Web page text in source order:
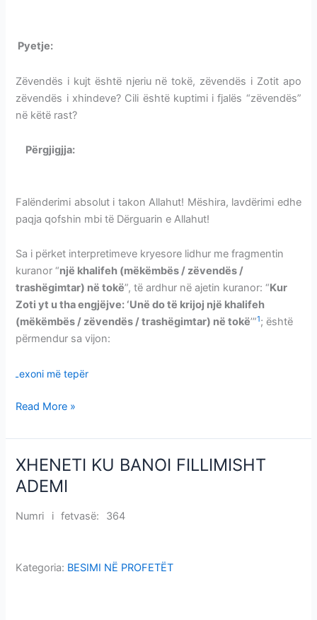
Pyetje:
Zëvendës i kujt është njeriu në tokë, zëvendës i Zotit apo
zëvendës i xhindeve? Cili është kuptimi i fjalës “zëvendës”
në këtë rast?
Përgjigjja:
Falënderimi absolut i takon Allahut! Mëshira, lavdërimi edhe
paqja qofshin mbi të Dërguarin e Allahut!
Sa i përket interpretimeve kryesore lidhur me fragmentin
kuranor “një khalifeh (mëkëmbës / zëvendës /
trashëgimtar) në tokë”, të ardhur në ajetin kuranor: “Kur
Zoti yt u tha engjëjve: ‘Unë do të krijoj një khalifeh
(mëkëmbës / zëvendës / trashëgimtar) në tokë’”1; është
përmendur sa vijon:
Lexoni më tepër
Read More »
XHENETI KU BANOI FILLIMISHT
ADEMI
Numri i fetvasë: 364
Kategoria: BESIMI NË PROFETËT
XHENETI
KU
BANOI
FILLIMISHT